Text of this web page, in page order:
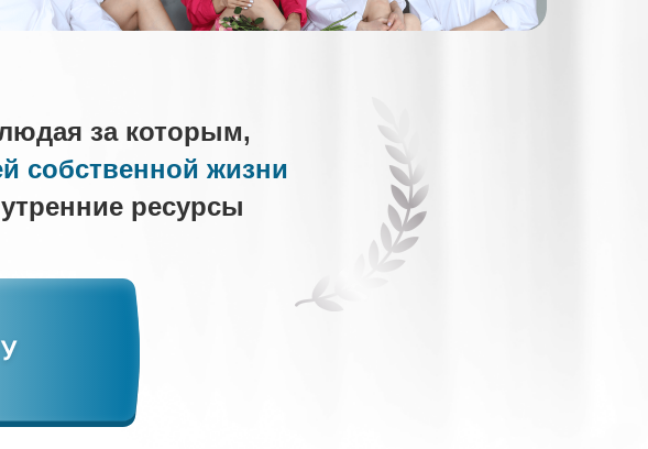
за которым,
собственной жизни
ресурсы